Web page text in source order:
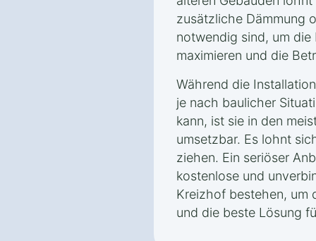
zusätzliche Dämmung
notwendig sind, um
maximieren und die
Während die
je nach baulicher
kann, ist sie in den
umsetzbar. Es lohnt
ziehen. Ein seriöser
kostenlose und
Kreizhof bestehen, um
und die beste Lösung